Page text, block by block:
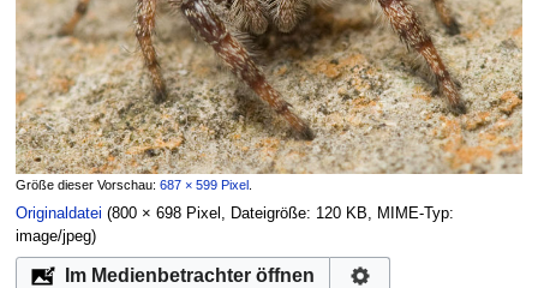
Größe dieser Vorschau: 687 × 599 Pixel
Originaldatei (800 × 698 Pixel, Dateigröße: 120 KB, MIME-Typ:
image/jpeg)
Im Medienbetrachter öffnen